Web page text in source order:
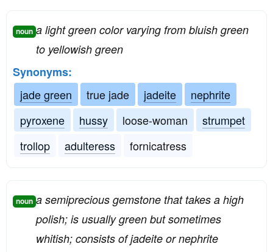
noun a light green color varying from bluish green
to yellowish green
Synonyms:
jade green
true jade jadeite
nephrite
pyroxene
hussy loose-woman
strumpet
trollop
adulteress fornicatress
noun a semiprecious gemstone that takes a high
polish; is usually green but sometimes
whitish; consists of jadeite or nephrite